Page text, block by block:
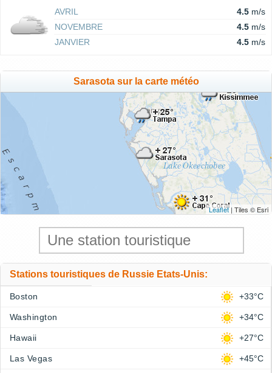
AVRIL 4.5 m/s
NOVEMBRE
4.5 m/s
JANVIER
4.5 m/s
Sarasota sur la carte météo
Leaflet| Tiles © Esri
Stations touristiques de Russie Etats-Unis:
Boston +33°C
Washington +34°C
Hawaii +27°C
Las Vegas +45°C